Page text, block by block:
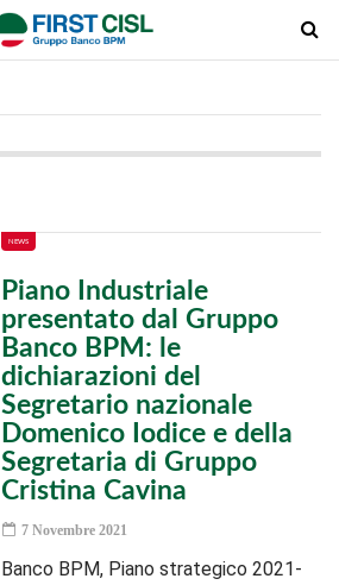
NEWS
Piano Industriale
presentato dal Gruppo
Banco BPM: le
dichiarazioni del
Segretario nazionale
Domenico Iodice e della
Segretaria di Gruppo
Cristina Cavina
7 Novembre 2021
Banco BPM, Piano strategico 2021-